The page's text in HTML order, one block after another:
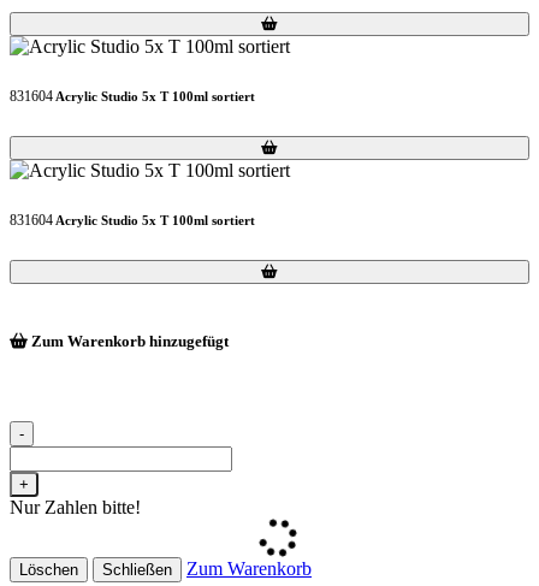
Loading...
Loading...
831604 Acrylic Studio 5x T 100ml sortiert
Loading...
Loading...
831604 Acrylic Studio 5x T 100ml sortiert
Loading...
Loading...
Zum Warenkorb hinzugefügt
-
+
Nur Zahlen bitte!
Löschen Schließen Zum Warenkorb